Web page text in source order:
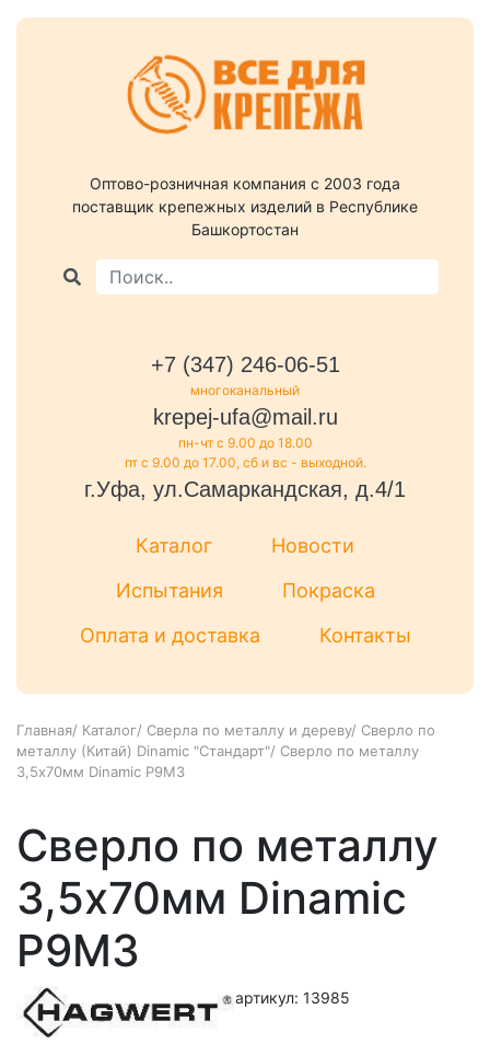
Оптово-розничная компания c 2003 года
поставщик крепежных изделий в Республике
Башкортостан
+7 (347) 246-06-51
многоканальный
krepej-ufa@mail.ru
пн-чт с 9.00 до 18.00
пт с 9.00 до 17.00, сб и вс - выходной.
г.Уфа, ул.Самаркандская, д.4/1
Каталог
Новости
Испытания
Покраска
Оплата и доставка
Контакты
Главная/ Каталог/ Сверла по металлу и дереву/ Сверло по
металлу (Китай) Dinamic "Стандарт"/ Сверло по металлу
3,5х70мм Dinamic Р9М3
Сверло по металлу
3,5х70мм Dinamic
Р9М3
артикул: 13985